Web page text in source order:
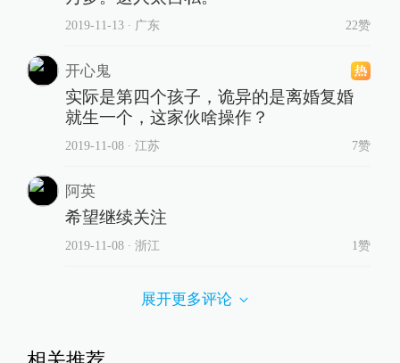
2019-11-13∙ 广东 22赞
开心鬼
实际是第四个孩子，诡异的是离婚复婚
就生一个，这家伙啥操作？
2019-11-08∙ 江苏 7赞
阿英
希望继续关注
2019-11-08∙ 浙江 1赞
展开更多评论